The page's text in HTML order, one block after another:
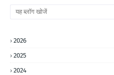
2026
2025
2024